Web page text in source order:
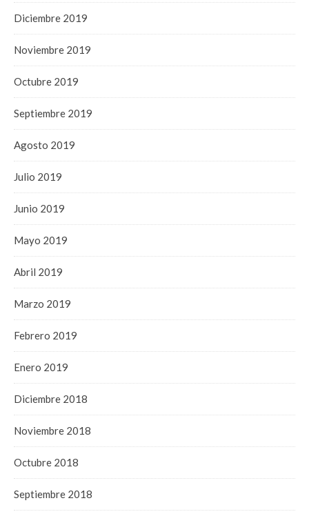
Diciembre 2019
Noviembre 2019
Octubre 2019
Septiembre 2019
Agosto 2019
Julio 2019
Junio 2019
Mayo 2019
Abril 2019
Marzo 2019
Febrero 2019
Enero 2019
Diciembre 2018
Noviembre 2018
Octubre 2018
Septiembre 2018